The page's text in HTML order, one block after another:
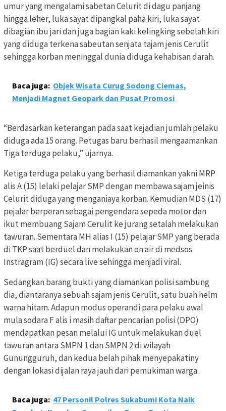
umur yang mengalami sabetan Celurit di dagu panjang
hingga leher, luka sayat dipangkal paha kiri, luka sayat
dibagian ibu jari dan juga bagian kaki kelingking sebelah kiri
yang diduga terkena sabeutan senjata tajam jenis Cerulit
sehingga korban meninggal dunia diduga kehabisan darah.
Baca juga: Objek Wisata Curug Sodong Ciemas,
Menjadi Magnet Geopark dan Pusat Promosi
“Berdasarkan keterangan pada saat kejadian jumlah pelaku
diduga ada 15 orang. Petugas baru berhasil mengaamankan
Tiga terduga pelaku,” ujarnya.
Ketiga terduga pelaku yang berhasil diamankan yakni MRP
alis A (15) lelaki pelajar SMP dengan membawa sajam jeinis
Celurit diduga yang menganiaya korban. Kemudian MDS (17)
pejalar berperan sebagai pengendara sepeda motor dan
ikut membuang Sajam Cerulit ke jurang setalah melakukan
tawuran. Sementara MH alias I (15) pelajar SMP yang berada
di TKP saat berduel dan melakukan on air di medsos
Instragram (IG) secara live sehingga menjadi viral.
Sedangkan barang bukti yang diamankan polisi sambung
dia, diantaranya sebuah sajam jenis Cerulit, satu buah helm
warna hitam. Adapun modus operandi para pelaku awal
mula sodara F alis i masih daftar pencarian polisi (DPO)
mendapatkan pesan melalui IG untuk melakukan duel
tawuran antara SMPN 1 dan SMPN 2 di wilayah
Gunungguruh, dan kedua belah pihak menyepakatiny
dengan lokasi dijalan raya jauh dari pemukiman warga.
Baca juga: 47 Personil Polres Sukabumi Kota Naik